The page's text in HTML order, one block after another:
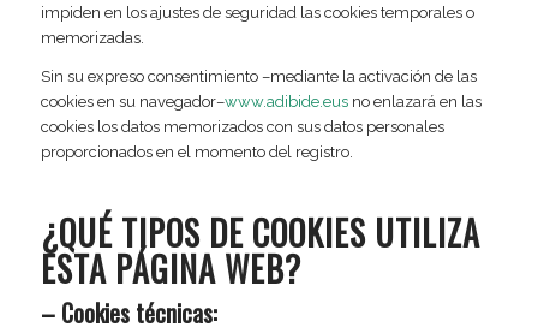
impiden en los ajustes de seguridad las cookies temporales o
memorizadas.
Sin su expreso consentimiento –mediante la activación de las
cookies en su navegador–www.adibide.eusno enlazará en las
cookies los datos memorizados con sus datos personales
proporcionados en el momento del registro.
¿QUÉ TIPOS DE COOKIES UTILIZA
ESTA PÁGINA WEB?
– Cookies técnicas: